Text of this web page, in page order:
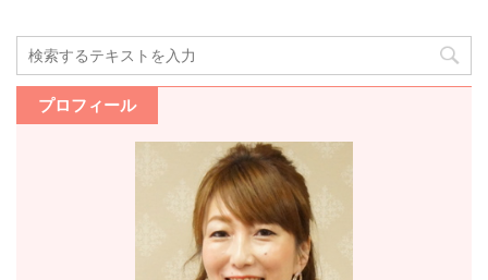
プロフィール